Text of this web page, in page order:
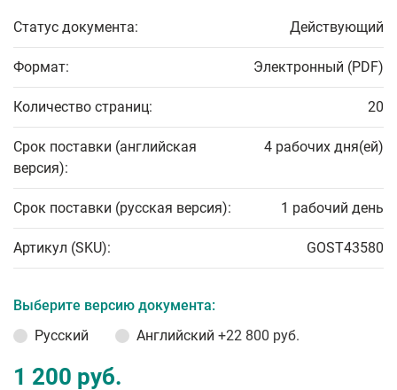
Статус документа: Действующий
Формат: Электронный (PDF)
Количество страниц: 20
Срок поставки (английская
версия):
4 рабочих дня(ей)
Срок поставки (русская версия): 1 рабочий день
Артикул (SKU): GOST43580
Выберите версию документа:
Русский
Английский +22 800 руб.
1 200 руб.